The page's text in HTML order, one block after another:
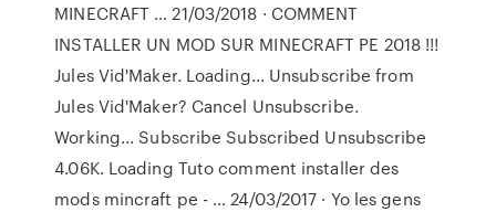
MINECRAFT … 21/03/2018 · COMMENT
INSTALLER UN MOD SUR MINECRAFT PE 2018 !!!
Jules Vid'Maker. Loading... Unsubscribe from
Jules Vid'Maker? Cancel Unsubscribe.
Working... Subscribe Subscribed Unsubscribe
4.06K. Loading Tuto comment installer des
mods mincraft pe - … 24/03/2017 · Yo les gens